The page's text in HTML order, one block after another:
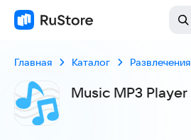
Главная Каталог Развлечения
Music MP3 Player